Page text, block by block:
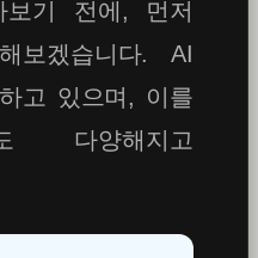
기 전에, 먼저
보겠습니다. AI
고 있으며, 이를
다양해지고